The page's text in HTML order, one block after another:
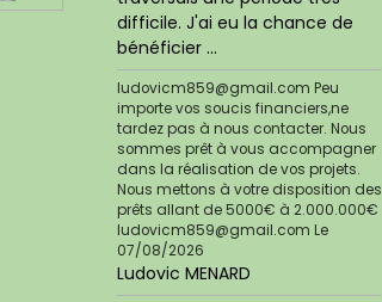
difficile. J'ai eu la chance de
bénéficier ...
ludovicm859@gmail.com Peu
importe vos soucis financiers,ne
tardez pas à nous contacter. Nous
sommes prêt à vous accompagner
dans la réalisation de vos projets.
Nous mettons à votre disposition des
prêts allant de 5000€ à 2.000.000€
ludovicm859@gmail.com Le
07/08/2026
Ludovic MENARD